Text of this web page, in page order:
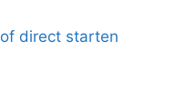
of direct starten